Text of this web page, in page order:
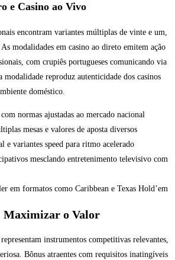
e Casino ao Vivo
encontram variantes múltiplas de vinte e um,
modalidades em casino ao direto emitem ação
com crupiês portugueses comunicando via
modalidade reproduz autenticidade dos casinos
doméstico.
normas ajustadas ao mercado nacional
mesas e valores de aposta diversos
e variantes speed para ritmo acelerado
mesclando entretenimento televisivo com
em formatos como Caribbean e Texas Hold’em
Maximizar o Valor
instrumentos competitivas relevantes,
Bônus atraentes com requisitos inatingíveis